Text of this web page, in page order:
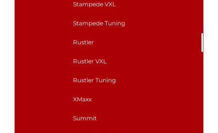
Stampede VXL
Stampede Tuning
Rustler
Rustler VXL
Rustler Tuning
XMaxx
Summit